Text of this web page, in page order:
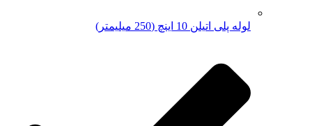
لوله پلی اتیلن 10 اینچ (250 میلیمتر)